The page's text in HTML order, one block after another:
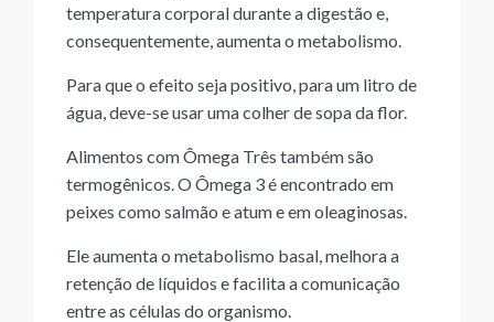
temperatura corporal durante a digestão e,
consequentemente, aumenta o metabolismo.
Para que o efeito seja positivo, para um litro de
água, deve-se usar uma colher de sopa da flor.
Alimentos com Ômega Três também são
termogênicos. O Ômega 3 é encontrado em
peixes como salmão e atum e em oleaginosas.
Ele aumenta o metabolismo basal, melhora a
retenção de líquidos e facilita a comunicação
entre as células do organismo.